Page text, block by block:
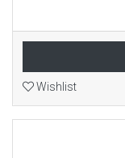
Wishlist